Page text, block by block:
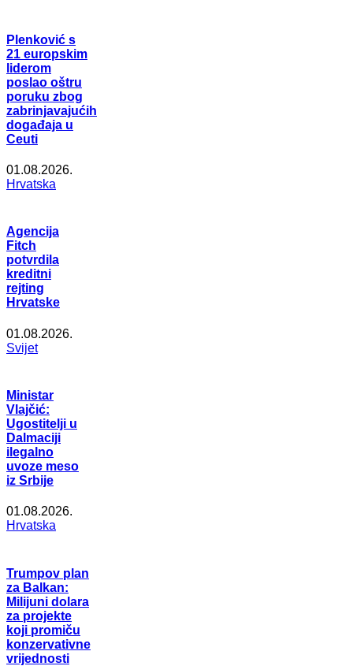
Plenković s
21 europskim
liderom
poslao oštru
poruku zbog
zabrinjavajućih
događaja u
Ceuti
01.08.2026.
Hrvatska
Agencija
Fitch
potvrdila
kreditni
rejting
Hrvatske
01.08.2026.
Svijet
Ministar
Vlajčić:
Ugostitelji u
Dalmaciji
ilegalno
uvoze meso
iz Srbije
01.08.2026.
Hrvatska
Trumpov plan
za Balkan:
Milijuni dolara
za projekte
koji promiču
konzervativne
vrijednosti